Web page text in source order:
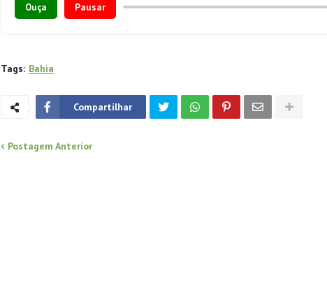
Ouça Pausar
Tags: Bahia
Compartilhar
Postagem Anterior